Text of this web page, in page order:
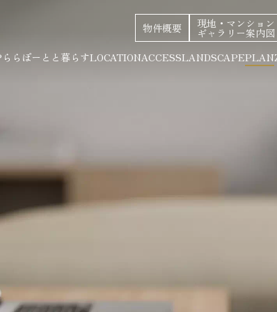
物件概要 現地・マンション
ギャラリー案内図
ららぽーとと暮らすLOCATIONACCESSLANDSCAPEPLAN